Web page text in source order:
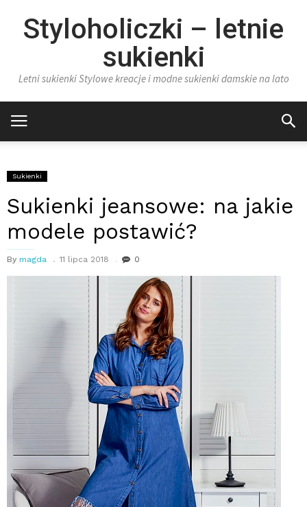
Styloholiczki – letnie
sukienki
Letni sukienki Stylowe kreacje i modne sukienki damskie na lato
Sukienki
Sukienki jeansowe: na jakie
modele postawić?
By magda 11 lipca 2018 0